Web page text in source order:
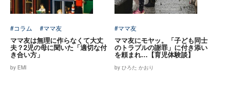
#コラム #ママ友
ママ友は無理に作らなくて大丈
夫？2児の母に聞いた「適切な付
き合い方」
by EMI
#ママ友
ママ友にモヤッ。「子ども同士
のトラブルの謝罪」に付き添い
を頼まれ…【育児体験談】
by ひろた かおり